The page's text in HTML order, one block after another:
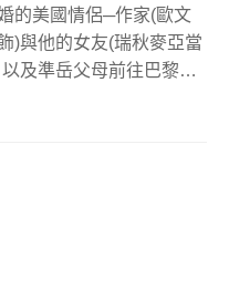
的美國情侶─作家(歐文
)與他的女友(瑞秋麥亞當
及準岳父母前往巴黎旅